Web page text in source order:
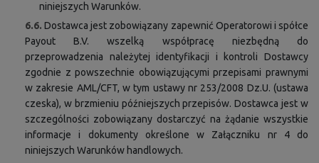
niniejszych Warunków.
6.6. Dostawca jest zobowiązany zapewnić Operatorowi i spółce
Payout B.V. wszelką współpracę niezbędną do
przeprowadzenia należytej identyfikacji i kontroli Dostawcy
zgodnie z powszechnie obowiązującymi przepisami prawnymi
w zakresie AML/CFT, w tym ustawy nr 253/2008 Dz.U. (ustawa
czeska), w brzmieniu późniejszych przepisów. Dostawca jest w
szczególności zobowiązany dostarczyć na żądanie wszystkie
informacje i dokumenty określone w Załączniku nr 4 do
niniejszych Warunków handlowych.